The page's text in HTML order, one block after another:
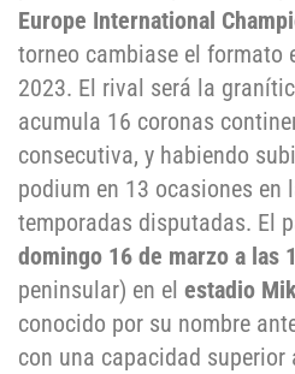
Europe International
torneo cambiase el formato
2023. El rival será la
acumula 16 coronas
consecutiva, y habiendo
podium en 13 ocasiones en
temporadas disputadas. El
domingo 16 de marzo a las
peninsular) en el estadio
conocido por su nombre
con una capacidad superior